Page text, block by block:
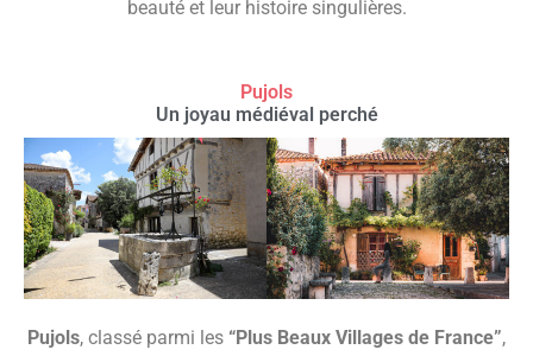
beauté et leur histoire singulières.
Pujols
Un joyau médiéval perché
Pujols, classé parmi les “Plus Beaux Villages de France”,